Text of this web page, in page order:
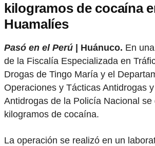
kilogramos de cocaína
Huamalíes
Pasó en el Perú | Huánuco. En
de la Fiscalía Especializada en
Drogas de Tingo María y el
Operaciones y Tácticas Antidrogas
Antidrogas de la Policía Nacional se
kilogramos de cocaína.
La operación se realizó en un